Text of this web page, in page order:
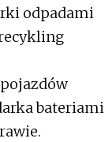
odpadami
bateriami